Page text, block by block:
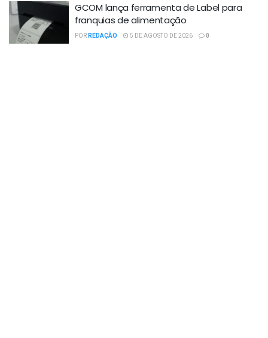
GCOM lança ferramenta de Label para
franquias de alimentação
PORREDAÇÃO 5 DE AGOSTO DE 2026 0